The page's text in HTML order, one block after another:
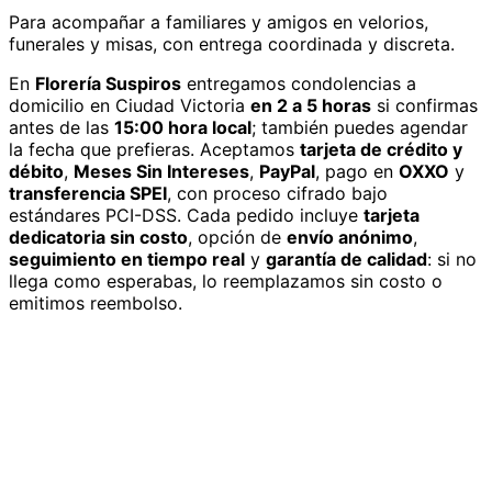
Para acompañar a familiares y amigos en velorios,
funerales y misas, con entrega coordinada y discreta.
En Florería Suspiros entregamos condolencias a
domicilio en Ciudad Victoria en 2 a 5 horas si confirmas
antes de las 15:00 hora local; también puedes agendar
la fecha que prefieras. Aceptamos tarjeta de crédito y
débito, Meses Sin Intereses, PayPal, pago en OXXO y
transferencia SPEI, con proceso cifrado bajo
estándares PCI-DSS. Cada pedido incluye tarjeta
dedicatoria sin costo, opción de envío anónimo,
seguimiento en tiempo real y garantía de calidad: si no
llega como esperabas, lo reemplazamos sin costo o
emitimos reembolso.